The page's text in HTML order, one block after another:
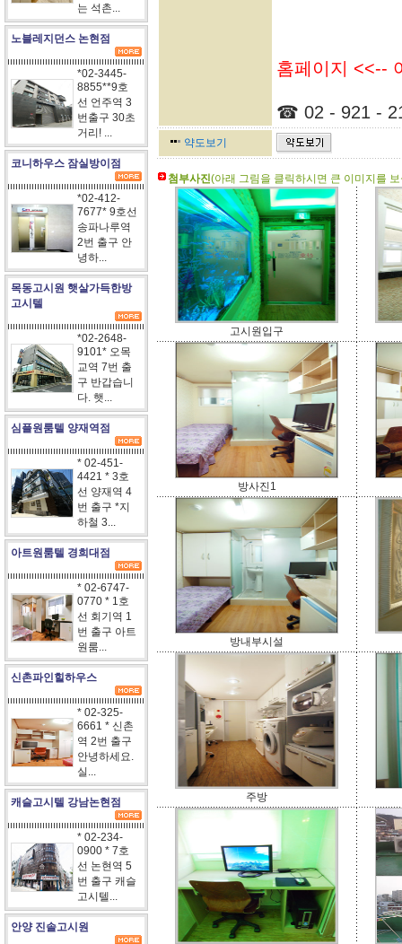
는 석촌...
노블레지던스 논현점
*02-3445-
8855**9호
선 언주역 3
번출구 30초
거리! ...
코니하우스 잠실방이점
*02-412-
7677* 9호선
송파나루역
2번 출구 안
녕하...
목동고시원 햇살가득한방
고시텔
*02-2648-
9101* 오목
교역 7번 출
구 반갑습니
다. 햇...
심플원룸텔 양재역점
* 02-451-
4421 * 3호
선 양재역 4
번 출구 *지
하철 3...
아트원룸텔 경희대점
* 02-6747-
0770 * 1호
선 회기역 1
번 출구 아트
원룸...
신촌파인힐하우스
* 02-325-
6661 * 신촌
역 2번 출구
안녕하세요.
실...
캐슬고시텔 강남논현점
* 02-234-
0900 * 7호
선 논현역 5
번 출구 캐슬
고시텔...
안양 진솔고시원
홈페이지 <<--
☎ 02 - 921 -
약도보기
첨부사진(아래 그림을 클릭하시면 큰 이미지를
고시원입구
방사진1
방내부시설
주방